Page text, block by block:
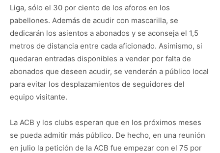
Liga, sólo el 30 por ciento de los aforos en los
pabellones. Además de acudir con mascarilla, se
dedicarán los asientos a abonados y se aconseja el 1,5
metros de distancia entre cada aficionado. Asimismo, si
quedaran entradas disponibles a vender por falta de
abonados que deseen acudir, se venderán a público local
para evitar los desplazamientos de seguidores del
equipo visitante.
La ACB y los clubs esperan que en los próximos meses
se pueda admitir más público. De hecho, en una reunión
en julio la petición de la ACB fue empezar con el 75 por